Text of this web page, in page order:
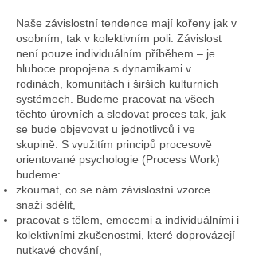
Naše závislostní tendence mají kořeny jak v
osobním, tak v kolektivním poli. Závislost
není pouze individuálním příběhem – je
hluboce propojena s dynamikami v
rodinách, komunitách i širších kulturních
systémech. Budeme pracovat na všech
těchto úrovních a sledovat proces tak, jak
se bude objevovat u jednotlivců i ve
skupině. S využitím principů procesově
orientované psychologie (Process Work)
budeme:
zkoumat, co se nám závislostní vzorce
snaží sdělit,
pracovat s tělem, emocemi a individuálními i
kolektivními zkušenostmi, které doprovázejí
nutkavé chování,